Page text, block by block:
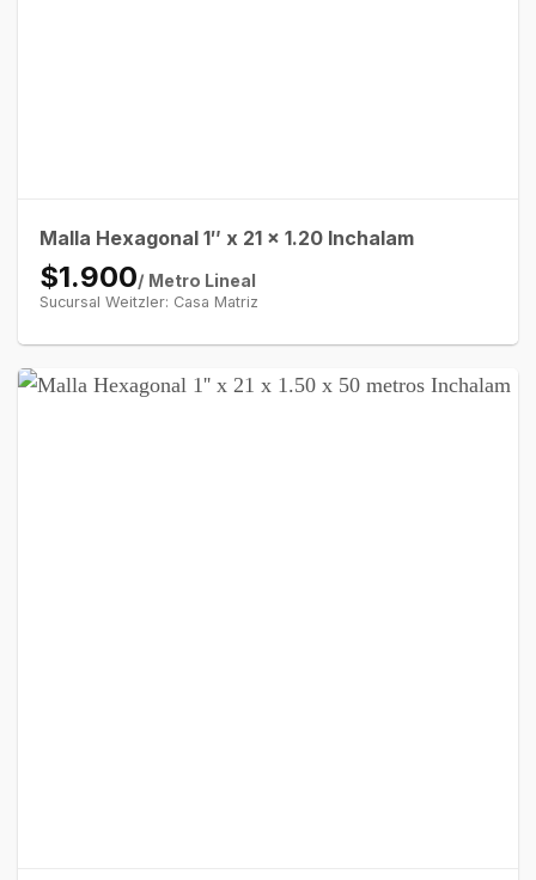
Malla Hexagonal 1″ x 21 x 1.20 Inchalam
$1.900/ Metro Lineal
Sucursal Weitzler: Casa Matriz